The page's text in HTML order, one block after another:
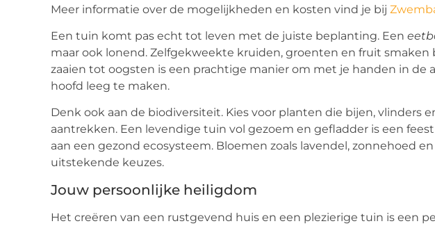
Meer informatie over de mogelijkheden en kosten vind je bij
Een tuin komt pas echt tot leven met de juiste beplanting. Een
maar ook lonend. Zelfgekweekte kruiden, groenten en fruit smaken
zaaien tot oogsten is een prachtige manier om met je handen in de
hoofd leeg te maken.
Denk ook aan de biodiversiteit. Kies voor planten die bijen, vlinders
aantrekken. Een levendige tuin vol gezoem en gefladder is een
aan een gezond ecosysteem. Bloemen zoals lavendel, zonnehoed
uitstekende keuzes.
Jouw persoonlijke heiligdom
Het creëren van een rustgevend huis en een plezierige tuin is een